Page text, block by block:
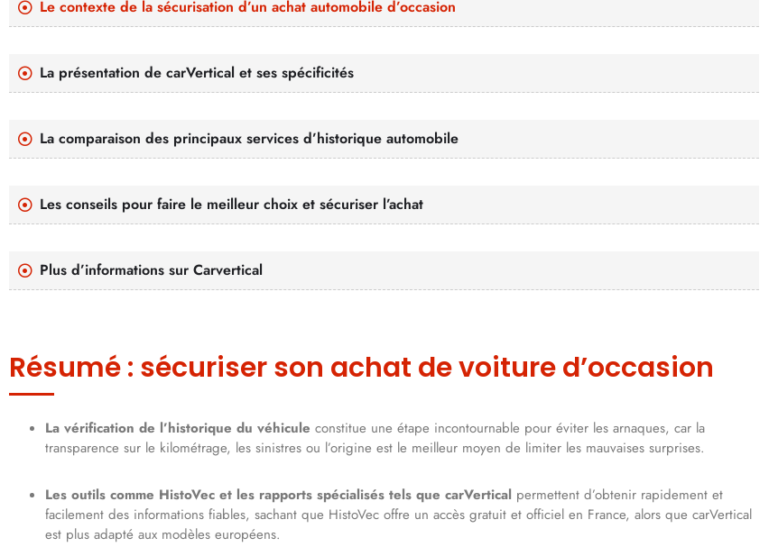
Le contexte de la sécurisation d’un achat automobile d’occasion
La présentation de carVertical et ses spécificités
La comparaison des principaux services d’historique automobile
Les conseils pour faire le meilleur choix et sécuriser l’achat
Plus d’informations sur Carvertical
Résumé : sécuriser son achat de voiture d’occasion
La vérification de l’historique du véhicule constitue une étape incontournable pour éviter les arnaques, car la
transparence sur le kilométrage, les sinistres ou l’origine est le meilleur moyen de limiter les mauvaises surprises.
Les outils comme HistoVec et les rapports spécialisés tels que carVertical permettent d’obtenir rapidement et
facilement des informations fiables, sachant que HistoVec offre un accès gratuit et officiel en France, alors que carVertical
est plus adapté aux modèles européens.